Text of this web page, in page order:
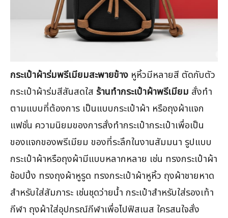
กระเป๋าผ้าร่มพรีเมียมสะพายข้าง หูหิ้วมีหลายสี ตัดกับตัว
กระเป๋าผ้าร่มสีสันสดใส ร้านทำกระเป๋าผ้าพรีเมียม สั่งทำ
ตามแบบที่ต้องการ เป็นแบบกระเป๋าผ้า หรือถุงผ้าแจก
แฟชั่น ความนิยมของการสั่งทำกระเป๋ากระเป๋าเพื่อเป็น
ของแจกของพรีเมียม ของที่ระลึกในงานสัมมนา รูปแบบ
กระเป๋าผ้าหรือถุงผ้ามีแบบหลากหลาย เช่น ทรงกระเป๋าผ้า
ช้อปปิ้ง ทรงถุงผ้าหูรูด ทรงกระเป๋าผ้าหูหิ้ว ถุงผ้าชายหาด
สำหรับใส่สัมภาระ เช่นชุดว่ายน้ำ กระเป๋าสำหรับใส่รองเท้า
กีฬา ถุงผ้าใส่อุปกรณ์กีฬาเพื่อไปฟิสเนส ใครสนใจสั่ง